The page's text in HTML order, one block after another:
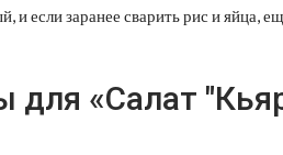
и если заранее сварить рис и яйца,
для «Салат